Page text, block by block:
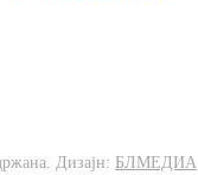
Дизајн: БЛМЕДИА